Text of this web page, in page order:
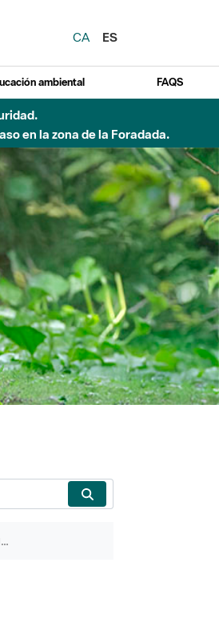
CA
ES
ambiental FAQS
en la zona de la Foradada.
P&aacute;ginas hu&eacute;rfanas